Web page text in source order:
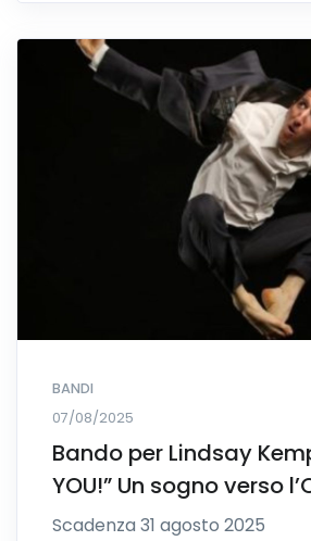
BANDI
07/08/2025
Bando per Lindsay
YOU!” Un sogno verso
Scadenza 31 agosto 2025